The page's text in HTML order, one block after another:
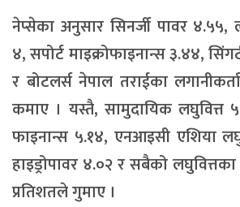
नेप्सेका अनुसार सिनर्जी पावर ४.५५,
४, सपोर्ट माइक्रोफाइनान्स ३.४४,
र बोटलर्स नेपाल तराईका
कमाए । यस्तै, सामुदायिक लघुवित्त
फाइनान्स ५.१४, एनआइसी एशिया
हाइड्रोपावर ४.०२ र सबैको
प्रतिशतले गुमाए ।